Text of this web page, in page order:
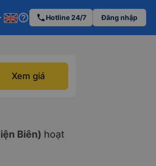
help_outline phoneHotline 24/7 Đăng nhập
Xem giá
Biên) hoạt